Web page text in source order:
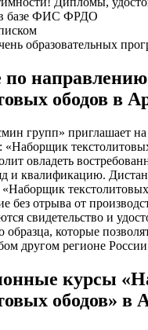
в базе ФИС ФРДО
образовательных
по
ободов в
групп» приглашает
«Наборщик
овладеть
и квалификацию.
без отрыва от
свидетельство и
образца, которые
другом регионе
курсы
ободов» в